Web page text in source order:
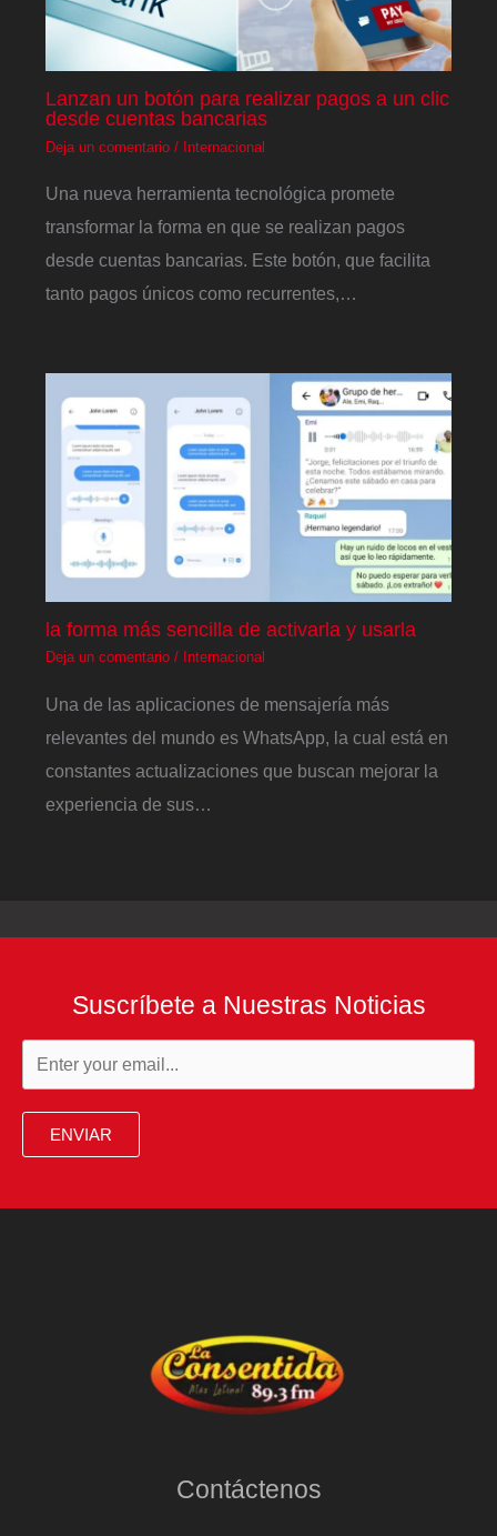
Lanzan un botón para realizar pagos a un clic
desde cuentas bancarias
Deja un comentario / Internacional
Una nueva herramienta tecnológica promete
transformar la forma en que se realizan pagos
desde cuentas bancarias. Este botón, que facilita
tanto pagos únicos como recurrentes,…
la forma más sencilla de activarla y usarla
Deja un comentario / Internacional
Una de las aplicaciones de mensajería más
relevantes del mundo es WhatsApp, la cual está en
constantes actualizaciones que buscan mejorar la
experiencia de sus…
Suscríbete a Nuestras Noticias
ENVIAR
Contáctenos